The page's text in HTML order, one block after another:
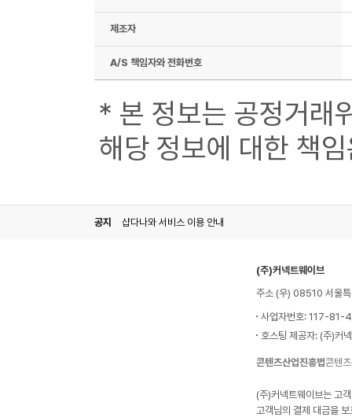
제조자
A/S 책임자와 전화번호
* 본 정보는 공정거래
해당 정보에 대한 책
공지 샵다나와 서비스 이용 안내
(주)커넥트웨이브
주소 (우) 08510 서울
사업자번호: 117-81-
호스팅 제공자: (주)커
콘텐츠산업진흥법콘텐
(주)커넥트웨이브는 고
고객님의 결제 대금을